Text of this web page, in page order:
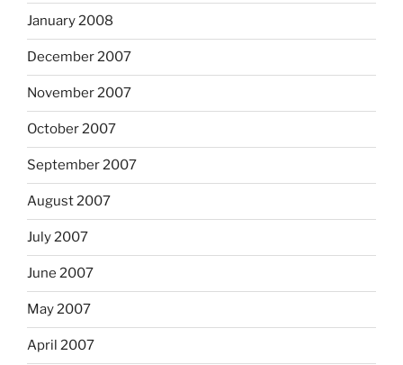
January 2008
December 2007
November 2007
October 2007
September 2007
August 2007
July 2007
June 2007
May 2007
April 2007